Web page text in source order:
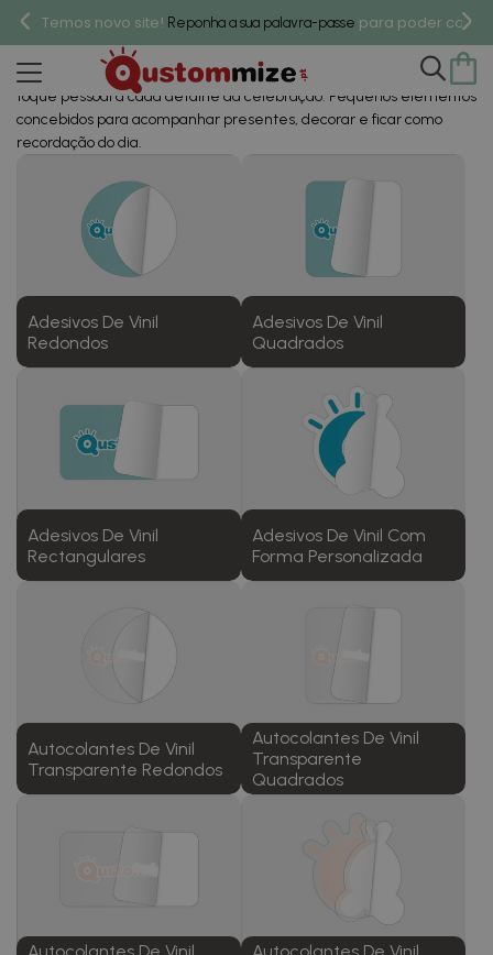
Temos novo site! Reponha a sua palavra-passe para poder
Autocolantes Personalizados
Para Aniversários
Os autocolantes personalizáveis para aniversários conferem um
toque pessoal a cada detalhe da celebração. Pequenos elementos
concebidos para acompanhar presentes, decorar e ficar como
recordação do dia.
Adesivos De Vinil
Redondos
Adesivos De Vinil
Quadrados
Adesivos De Vinil
Rectangulares
Adesivos De Vinil Com
Forma Personalizada
Autocolantes De Vinil
Transparente Redondos
Autocolantes De Vinil
Transparente
Quadrados